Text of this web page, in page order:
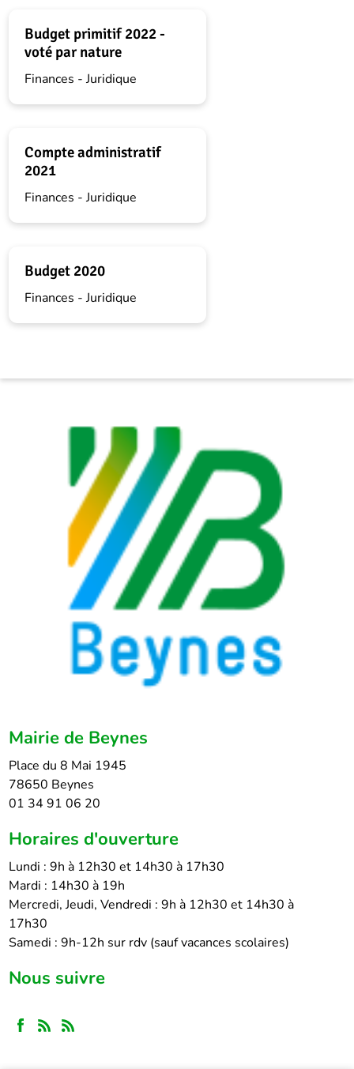
Budget primitif 2022 -
voté par nature
Finances - Juridique
Compte administratif
2021
Finances - Juridique
Budget 2020
Finances - Juridique
Mairie de Beynes
Place du 8 Mai 1945
78650 Beynes
01 34 91 06 20
Horaires d'ouverture
Lundi : 9h à 12h30 et 14h30 à 17h30
Mardi : 14h30 à 19h
Mercredi, Jeudi, Vendredi : 9h à 12h30 et 14h30 à
17h30
Samedi : 9h-12h sur rdv (sauf vacances scolaires)
Nous suivre